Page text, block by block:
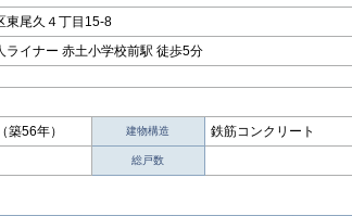
東尾久４丁目15-8
ライナー 赤土小学校前駅 徒歩5分
築56年） 建物構造 鉄筋コンクリート
総戸数